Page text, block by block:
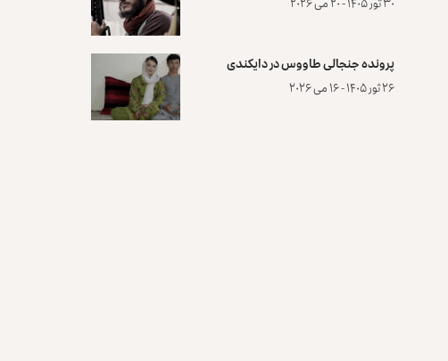
پرونده‌ جنجالی طاووس در دایکندی
۲۶ ثور ۱۴۰۵ - ۱۶ می ۲۰۲۶